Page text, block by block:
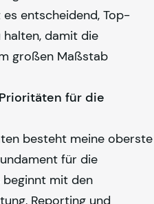
entscheidend, Top-
halten, damit die
großen Maßstab
für die
besteht meine oberste
für die
beginnt mit den
Reporting und